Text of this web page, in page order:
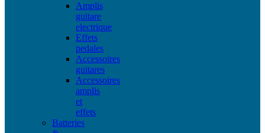
Amplis
guitare
electrique
Effets
pedales
Accessoires
guitares
Accessoires
amplis
et
effets
Batteries